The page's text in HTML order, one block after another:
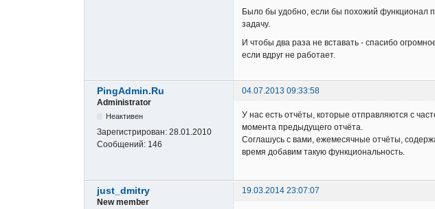
Было бы удобно, если бы похожий функционал
задачу.
И чтобы два раза не вставать - спасибо
если вдруг не работает.
PingAdmin.Ru
04.07.2013 09:33:58
Administrator
Неактивен
Зарегистрирован: 28.01.2010
Сообщений: 146
У нас есть отчёты, которые отправляются с
момента предыдущего отчёта.
Соглашусь с вами, ежемесячные отчёты,
время добавим такую функциональность.
just_dmitry
19.03.2014 23:07:07
New member